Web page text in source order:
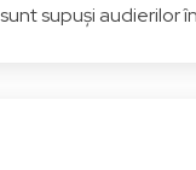
supuși audierilor